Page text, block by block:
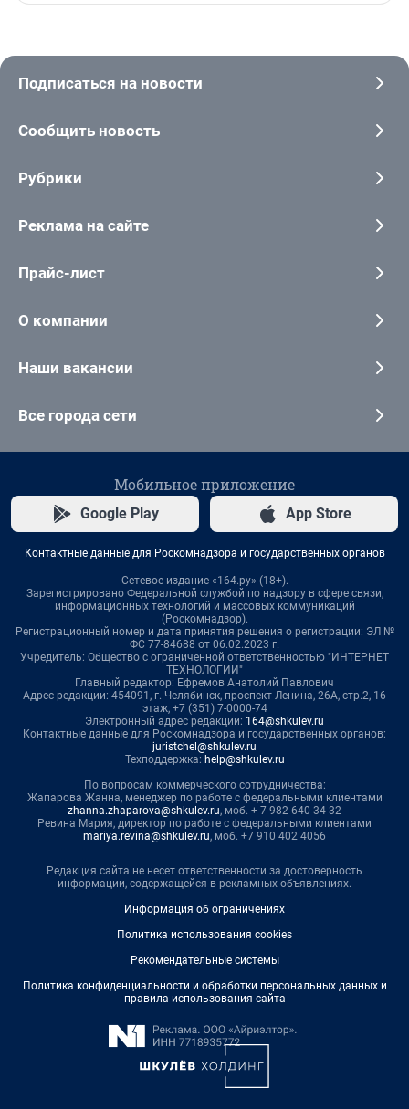
Подписаться на новости
Сообщить новость
Рубрики
Реклама на сайте
Прайс-лист
О компании
Наши вакансии
Все города сети
Мобильное приложение
Google Play App Store
Контактные данные для Роскомнадзора и государственных органов
Сетевое издание «164.ру» (18+).
Зарегистрировано Федеральной службой по надзору в сфере связи,
информационных технологий и массовых коммуникаций
(Роскомнадзор).
Регистрационный номер и дата принятия решения о регистрации: ЭЛ №
ФС 77-84688 от 06.02.2023 г.
Учредитель: Общество с ограниченной ответственностью "ИНТЕРНЕТ
ТЕХНОЛОГИИ"
Главный редактор: Ефремов Анатолий Павлович
Адрес редакции: 454091, г. Челябинск, проспект Ленина, 26А, стр.2, 16
этаж, +7 (351) 7-0000-74
Электронный адрес редакции: 164@shkulev.ru
Контактные данные для Роскомнадзора и государственных органов:
juristchel@shkulev.ru
Техподдержка: help@shkulev.ru
По вопросам коммерческого сотрудничества:
Жапарова Жанна, менеджер по работе с федеральными клиентами
zhanna.zhaparova@shkulev.ru, моб. + 7 982 640 34 32
Ревина Мария, директор по работе с федеральными клиентами
mariya.revina@shkulev.ru, моб. +7 910 402 4056
Редакция сайта не несет ответственности за достоверность
информации, содержащейся в рекламных объявлениях.
Информация об ограничениях
Политика использования cookies
Рекомендательные системы
Политика конфиденциальности и обработки персональных данных и
правила использования сайта